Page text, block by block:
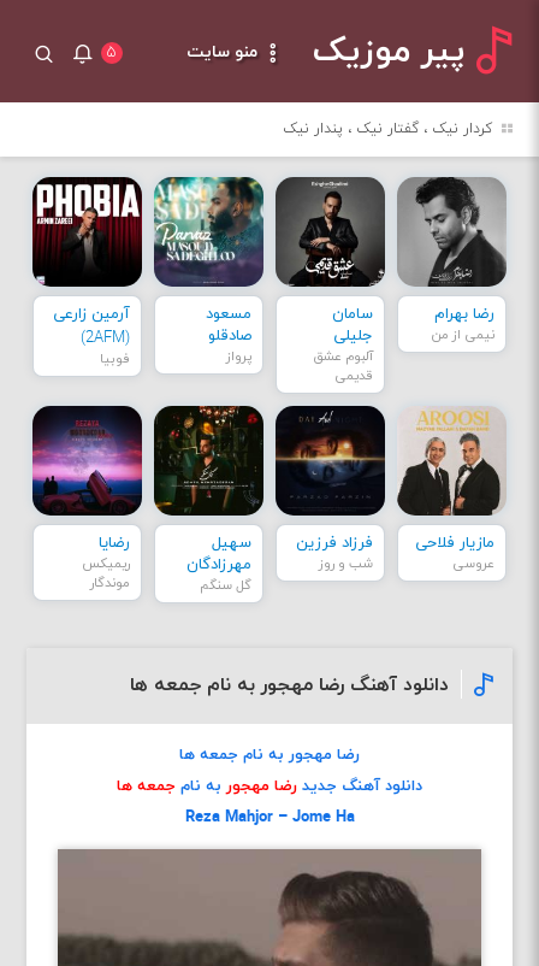
پیر موزیک منو سایت ۵
کردار نیک ، گفتار نیک ، پندار نیک
رضا بهرام
نیمی از من
سامان
جلیلی
آلبوم عشق
قدیمی
مسعود
صادقلو
پرواز
آرمین زارعی
(2AFM)
فوبیا
مازیار فلاحی
عروسی
فرزاد فرزین
شب و روز
سهیل
مهرزادگان
گل سنگم
رضایا
ریمیکس
موندگار
دانلود آهنگ رضا مهجور به نام جمعه ها
رضا مهجور به نام جمعه ها
دانلود آهنگ جدید رضا مهجور به نام جمعه ها
Reza Mahjor – Jome Ha